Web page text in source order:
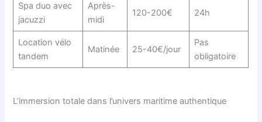
Spa duo avec
jacuzzi
Après-
midi
120-200€ 24h
Location vélo
tandem
Matinée 25-40€/jour
Pas
obligatoire
L’immersion totale dans l’univers maritime authentique